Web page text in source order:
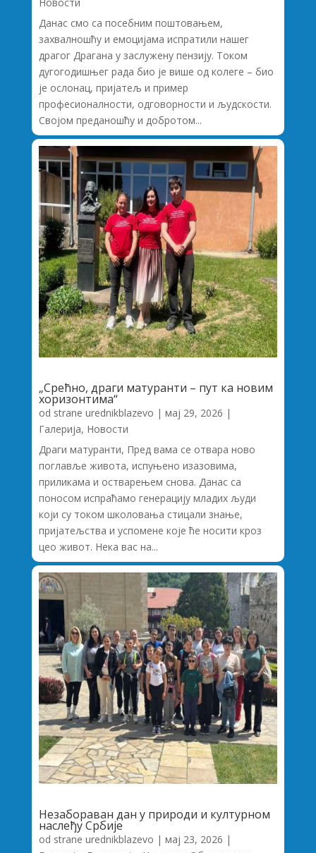
Данас смо са посебним поштовањем,
захвалношћу и емоцијама испратили нашег
драгог Драгана у заслужену пензију. Током
дугогодишњег рада био је више од колеге – био
је ослонац, пријатељ и пример
професионалности, одговорности и људскости.
Својом преданошћу и добротом...
„Срећно, драги матуранти – пут ка новим
хоризонтима“
od strane urednikblazevo | мај 29, 2026 |
Галерија, Новости
Драги матуранти, Пред вама се отвара ново
поглавље живота, испуњено изазовима,
приликама и остварењем снова. Данас са
поносом испраћамо генерацију младих људи
који су током школовања стицали знање,
пријатељства и успомене које ће носити кроз
цео живот. Нека вас на...
Незабораван дан у природи и културном
наслеђу Србије
od strane urednikblazevo | мај 23, 2026 |